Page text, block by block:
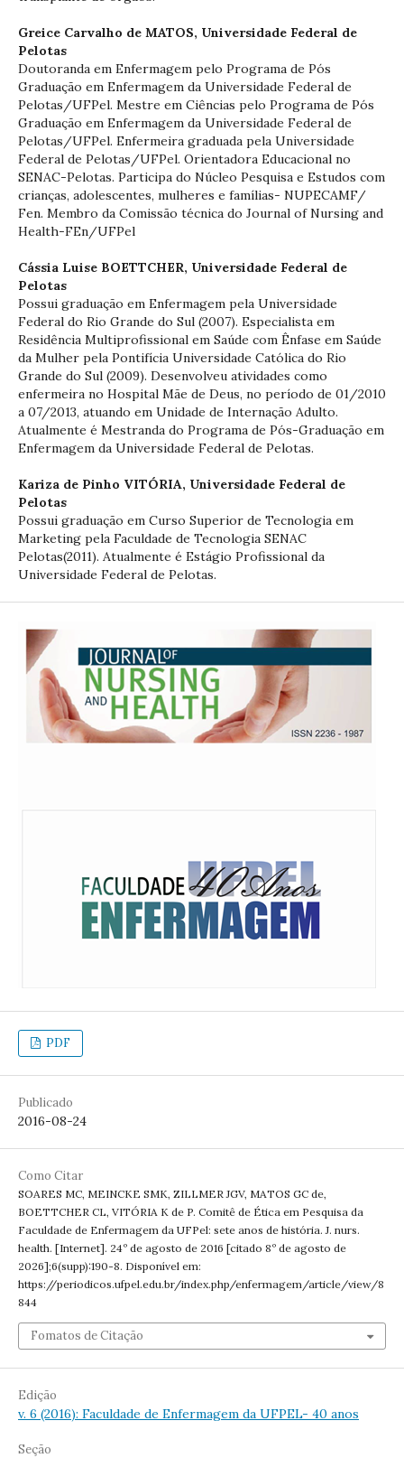
Greice Carvalho de MATOS, Universidade Federal de
Pelotas
Doutoranda em Enfermagem pelo Programa de Pós
Graduação em Enfermagem da Universidade Federal de
Pelotas/UFPel. Mestre em Ciências pelo Programa de Pós
Graduação em Enfermagem da Universidade Federal de
Pelotas/UFPel. Enfermeira graduada pela Universidade
Federal de Pelotas/UFPel. Orientadora Educacional no
SENAC-Pelotas. Participa do Núcleo Pesquisa e Estudos com
crianças, adolescentes, mulheres e famílias- NUPECAMF/
Fen. Membro da Comissão técnica do Journal of Nursing and
Health-FEn/UFPel
Cássia Luise BOETTCHER, Universidade Federal de
Pelotas
Possui graduação em Enfermagem pela Universidade
Federal do Rio Grande do Sul (2007). Especialista em
Residência Multiprofissional em Saúde com Ênfase em Saúde
da Mulher pela Pontifícia Universidade Católica do Rio
Grande do Sul (2009). Desenvolveu atividades como
enfermeira no Hospital Mãe de Deus, no período de 01/2010
a 07/2013, atuando em Unidade de Internação Adulto.
Atualmente é Mestranda do Programa de Pós-Graduação em
Enfermagem da Universidade Federal de Pelotas.
Kariza de Pinho VITÓRIA, Universidade Federal de
Pelotas
Possui graduação em Curso Superior de Tecnologia em
Marketing pela Faculdade de Tecnologia SENAC
Pelotas(2011). Atualmente é Estágio Profissional da
Universidade Federal de Pelotas.
PDF
Publicado
2016-08-24
Como Citar
SOARES MC, MEINCKE SMK, ZILLMER JGV, MATOS GC de,
BOETTCHER CL, VITÓRIA K de P. Comitê de Ética em Pesquisa da
Faculdade de Enfermagem da UFPel: sete anos de história. J. nurs.
health. [Internet]. 24º de agosto de 2016 [citado 8º de agosto de
2026];6(supp):190-8. Disponível em:
https://periodicos.ufpel.edu.br/index.php/enfermagem/article/view/8
844
Fomatos de Citação
Edição
v. 6 (2016): Faculdade de Enfermagem da UFPEL- 40 anos
Seção